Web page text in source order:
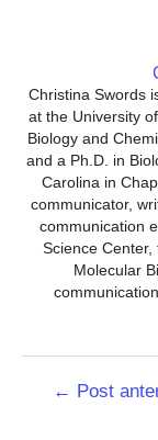
Christina Swords
at the University
Biology and
and a Ph.D. in
Carolina in
communicator,
communication
Science
Molecular
Navegação
← Post